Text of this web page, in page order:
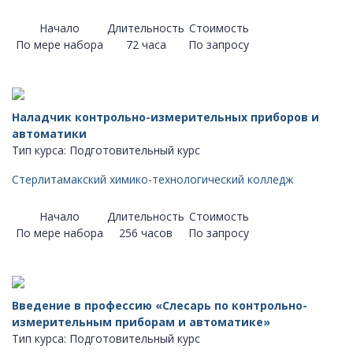
Начало
По мере набора
Длительность
72 часа
Стоимость
По запросу
Наладчик контрольно-измерительных приборов и
автоматики
Тип курса: Подготовительный курс
Стерлитамакский химико-технологический колледж
Начало
По мере набора
Длительность
256 часов
Стоимость
По запросу
Введение в профессию «Слесарь по контрольно-
измерительным приборам и автоматике»
Тип курса: Подготовительный курс